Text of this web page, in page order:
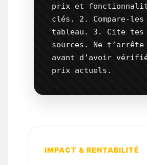
prix et
clés. 2. Compare-les
tableau. 3. Cite tes
sources. Ne t’arrête
avant d’avoir
prix actuels.
IMPACT & RENTABILITÉ